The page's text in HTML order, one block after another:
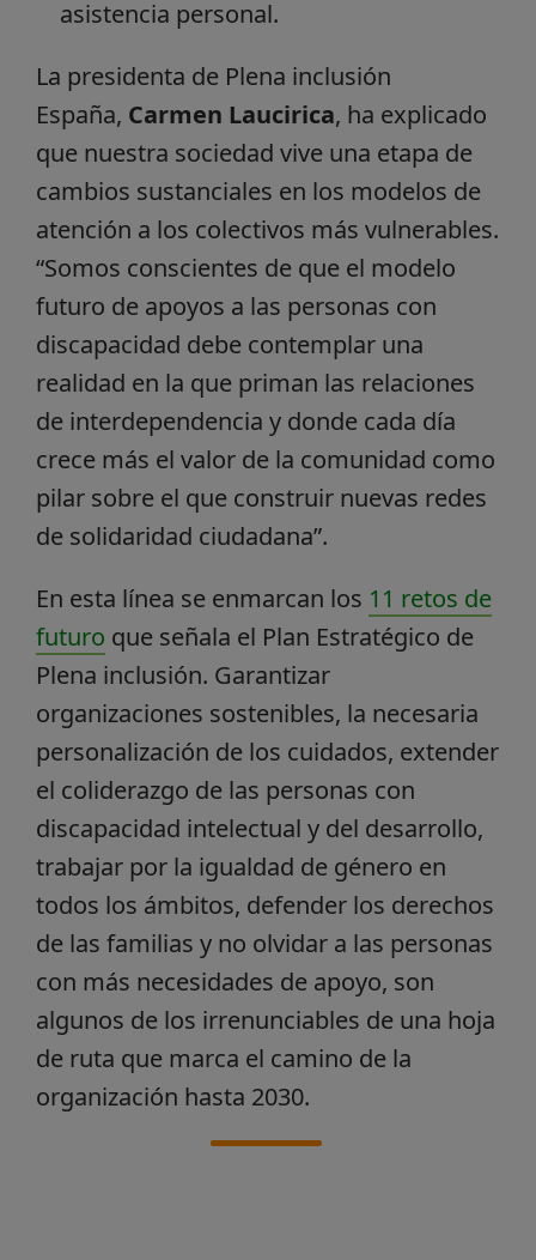
asistencia personal.
La presidenta de Plena inclusión
España, Carmen Laucirica, ha explicado
que nuestra sociedad vive una etapa de
cambios sustanciales en los modelos de
atención a los colectivos más vulnerables.
“Somos conscientes de que el modelo
futuro de apoyos a las personas con
discapacidad debe contemplar una
realidad en la que priman las relaciones
de interdependencia y donde cada día
crece más el valor de la comunidad como
pilar sobre el que construir nuevas redes
de solidaridad ciudadana”.
En esta línea se enmarcan los 11 retos de
futuro que señala el Plan Estratégico de
Plena inclusión. Garantizar
organizaciones sostenibles, la necesaria
personalización de los cuidados, extender
el coliderazgo de las personas con
discapacidad intelectual y del desarrollo,
trabajar por la igualdad de género en
todos los ámbitos, defender los derechos
de las familias y no olvidar a las personas
con más necesidades de apoyo, son
algunos de los irrenunciables de una hoja
de ruta que marca el camino de la
organización hasta 2030.